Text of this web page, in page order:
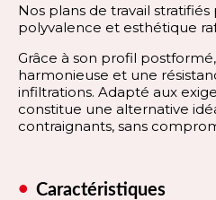
Nos plans de travail
polyvalence et esthétique
Grâce à son profil
harmonieuse et une
infiltrations. Adapté aux
constitue une alternative
contraignants, sans
Caractéristiques